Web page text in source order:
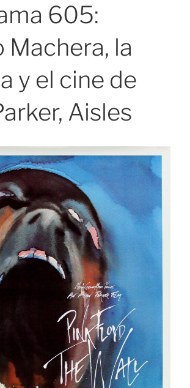
605:
Machera, la
y el cine de
Aisles